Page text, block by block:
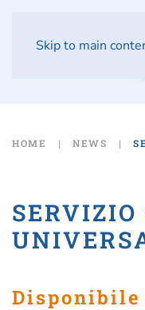
Skip to main
HOME NEWS
Disponibile il calendario